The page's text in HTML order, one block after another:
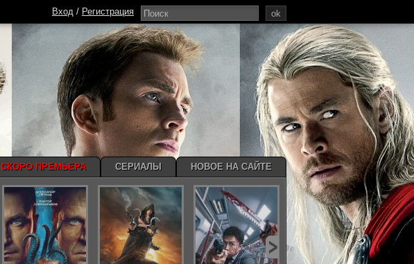
ok
Вход / Регистрация
СКОРО ПРЕМЬЕРА СЕРИАЛЫ НОВОЕ НА САЙТЕ